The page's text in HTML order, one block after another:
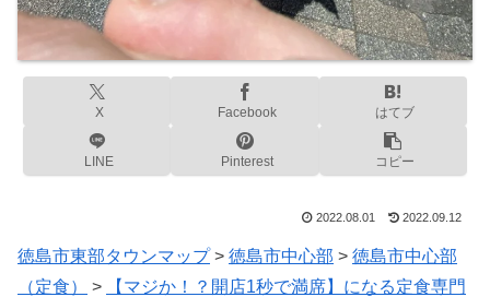
X Facebook はてブ
LINE Pinterest コピー
2022.08.01 2022.09.12
徳島市東部タウンマップ> 徳島市中心部 > 徳島市中心部
（定食）
>
【マジか！？開店1秒で満席】になる定食専門